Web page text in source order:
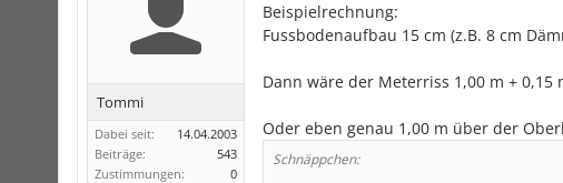
Tommi
Dabei seit:
14.04.2003
Beiträge:
543
Zustimmungen:
0
Beispielrechnung:
Fussbodenaufbau 15 cm (z.B. 8 cm
Dann wäre der Meterriss 1,00 m +
Oder eben genau 1,00 m über der
Schnäppchen: